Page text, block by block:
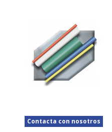
Contacta con nosotros